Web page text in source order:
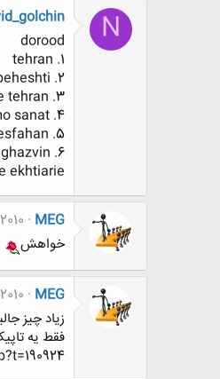
N
dorood
1. tehran
2. beheshti
3. honare tehran
4. elmo sanat
5. tarbiat modarres + honare esfahan
6. ghazvin
ekhtiarie
MEG
خواهش
MEG
زیاد چیز
فقط یه